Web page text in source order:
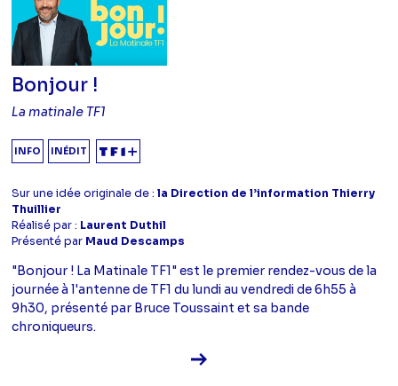
Bonjour !
La matinale TF1
INFO INÉDIT
Sur une idée originale de :la Direction de l’information Thierry
Thuillier
Réalisé par : Laurent Duthil
Présenté par Maud Descamps
"Bonjour ! La Matinale TF1" est le premier rendez-vous de la
journée à l'antenne de TF1 du lundi au vendredi de 6h55 à
9h30, présenté par Bruce Toussaint et sa bande
chroniqueurs.
Voir la fiche diffusion